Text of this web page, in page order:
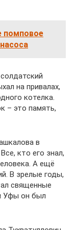
помповое
на привалах,
котелка.
– это память,
в
кто его знал,
А ещё
В зрелые годы,
священные
Уфы он был